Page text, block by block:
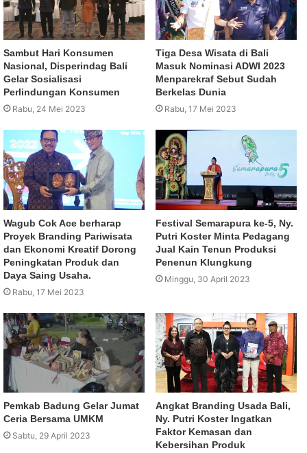
Sambut Hari Konsumen
Nasional, Disperindag Bali
Gelar Sosialisasi
Perlindungan Konsumen
Rabu, 24 Mei 2023
Tiga Desa Wisata di Bali
Masuk Nominasi ADWI 2023
Menparekraf Sebut Sudah
Berkelas Dunia
Rabu, 17 Mei 2023
Wagub Cok Ace berharap
Proyek Branding Pariwisata
dan Ekonomi Kreatif Dorong
Peningkatan Produk dan
Daya Saing Usaha.
Rabu, 17 Mei 2023
Festival Semarapura ke-5, Ny.
Putri Koster Minta Pedagang
Jual Kain Tenun Produksi
Penenun Klungkung
Minggu, 30 April 2023
Pemkab Badung Gelar Jumat
Ceria Bersama UMKM
Sabtu, 29 April 2023
Angkat Branding Usada Bali,
Ny. Putri Koster Ingatkan
Faktor Kemasan dan
Kebersihan Produk